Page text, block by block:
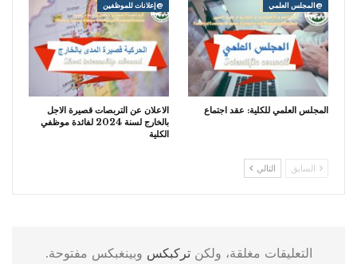
@المجلس العلمي
المجلس العلمي للكلية: عقد اجتماع
@إعلانات للموظفين
الاعلان عن التربصات قصيرة الاجل
بالخارج لسنة 2024 لفائدة موظفي
الكلية
السابق التالي
التعليقات مغلقة، ولكنتركبكس وبينغبكس مفتوحة.